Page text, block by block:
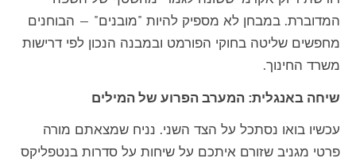
המדוברת. במבחן לא מספיק להיות "מובנים" — הבוחנים
מחפשים שליטה בחוקי הפורמט ובמבנה הנכון לפי דרישות
משרד החינוך.
שיחה באנגלית: המערב הפרוע של המילים
עכשיו בואו נסתכל על הצד השני. נניח שמצאתם מורה
פרטי מגניב שזורם איתכם על שיחות על סדרות בנטפליקס